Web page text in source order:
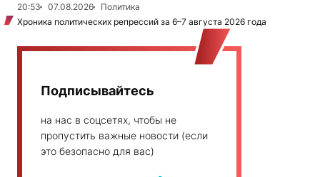
20:53
07.08.2026
Политика
Хроника политических репрессий за 6–7 августа 2026 года
Подписывайтесь
на нас в соцсетях, чтобы не
пропустить важные новости (если
это безопасно для вас)